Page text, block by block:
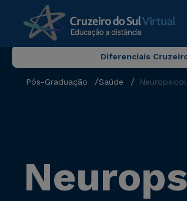
Diferenciais
Pós-Graduação Saúde